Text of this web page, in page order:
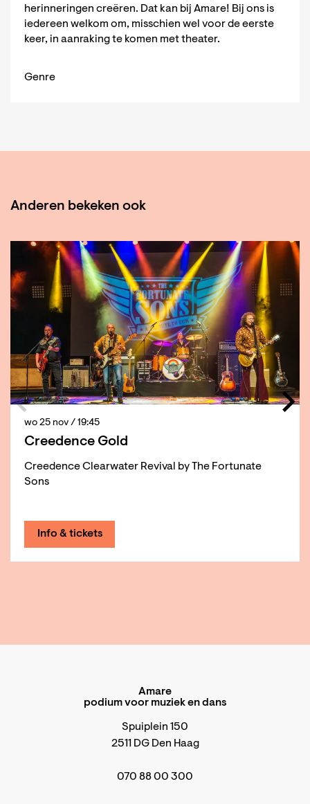
herinneringen creëren. Dat kan bij Amare! Bij ons is
iedereen welkom om, misschien wel voor de eerste
keer, in aanraking te komen met theater.
Genre
Anderen bekeken ook
Creedence Gold
Creedence Clearwater Revival by The Fortunate
Sons
wo 25 nov / 19:45
Info & tickets
Amare
podium voor muziek en dans
Spuiplein 150
2511 DG Den Haag
070 88 00 300